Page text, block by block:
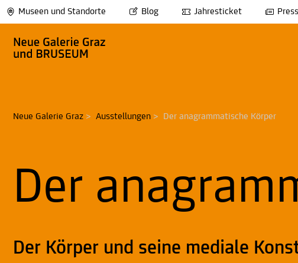
Museen und Standorte Blog Jahresticket
Neue Galerie Graz > Ausstellungen > Der anagrammatische Körper
Der
Der Körper und seine mediale